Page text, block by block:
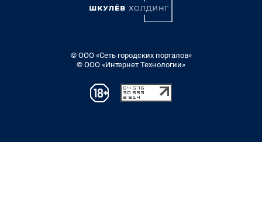
© ООО «Сеть городских порталов»
© ООО «Интернет Технологии»